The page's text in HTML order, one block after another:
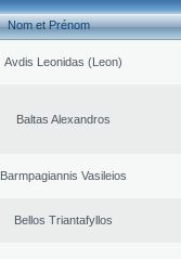
Nom et Prénom
Avdis Leonidas (Leon)
Baltas Alexandros
Barmpagiannis Vasileios
Bellos Triantafyllos